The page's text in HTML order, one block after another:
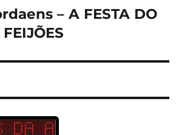
– A FESTA DO